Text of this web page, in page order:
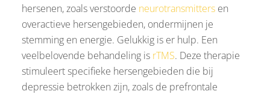
hersenen, zoals verstoorde neurotransmitters en
overactieve hersengebieden, ondermijnen je
stemming en energie. Gelukkig is er hulp. Een
veelbelovende behandeling is rTMS. Deze therapie
stimuleert specifieke hersengebieden die bij
depressie betrokken zijn, zoals de prefrontale